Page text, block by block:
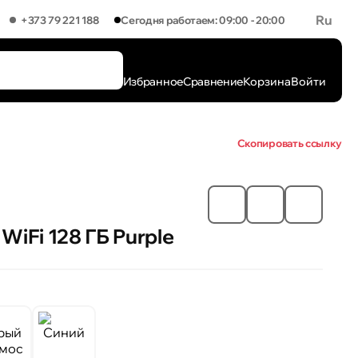
+373 79 221 188 Сегодня работаем: 09:00 - 20:00 Ru
ИзбранноеСравнениеКорзинаВойти
Скопировать ссылку
128 ГБ Purple